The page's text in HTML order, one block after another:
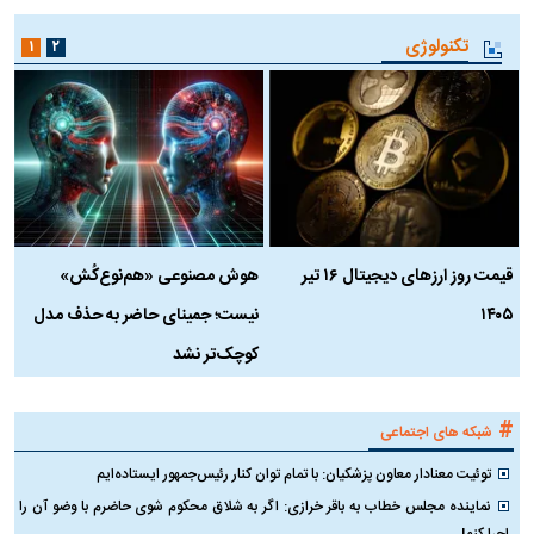
تکنولوژی
قیمت روز ارز‌های دیجیتال ۱۶ تیر
۱۴۰۵
هوش مصنوعی «هم‌نوع‌کُش»
نیست؛ جمینای حاضر به حذف مدل
کوچک‌تر نشد
۱ ۲
# شبکه های اجتماعی
توئیت معنادار معاون پزشکیان: با تمام توان کنار رئیس‌جمهور ایستاده‌ایم
نماینده مجلس خطاب به باقر خرازی: اگر به شلاق محکوم شوی حاضرم با وضو آن را